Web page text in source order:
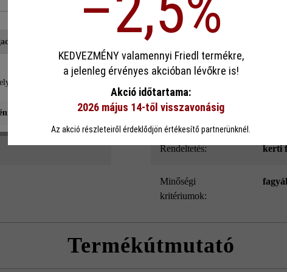
köszönhető. Emellett a Modulus Pur kerítés- és falazókő speciális
és belső oldala.
Felületkialakítás:
Rendeltetés: kerti
Minőségi
kritériumok:
Termékútmutató
cookie-kat használ, hogy a lehető legjobb funkcionalitást kínálja Önnek...
beállítások Csak funkcionális cookie elfogadása Minden cookie
KEDVEZMÉNY valamennyi Friedl termékre,
a jelenleg érvényes akcióban lévőkre is!
Akció időtartama:
2026 május 14-től visszavonásig
Az akció részleteiről érdeklődjön értékesítő partnerünknél.